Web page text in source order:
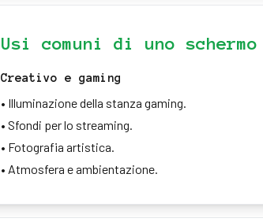
Usi comuni di uno
Creativo e gaming
• Illuminazione della stanza gaming.
• Sfondi per lo streaming.
• Fotografia artistica.
• Atmosfera e ambientazione.